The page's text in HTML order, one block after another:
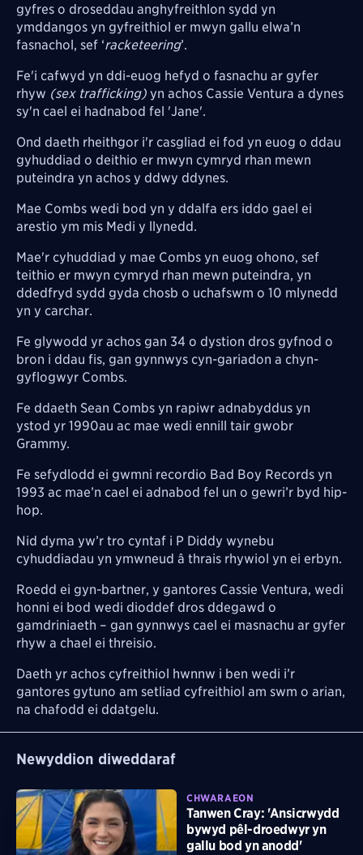
gyfres o droseddau anghyfreithlon sydd yn
ymddangos yn gyfreithiol er mwyn gallu elwa’n
fasnachol, sef ‘racketeering’.
Fe'i cafwyd yn ddi-euog hefyd o fasnachu ar gyfer
rhyw (sex trafficking) yn achos Cassie Ventura a dynes
sy'n cael ei hadnabod fel 'Jane'.
Ond daeth rheithgor i'r casgliad ei fod yn euog o ddau
gyhuddiad o deithio er mwyn cymryd rhan mewn
puteindra yn achos y ddwy ddynes.
Mae Combs wedi bod yn y ddalfa ers iddo gael ei
arestio ym mis Medi y llynedd.
Mae'r cyhuddiad y mae Combs yn euog ohono, sef
teithio er mwyn cymryd rhan mewn puteindra, yn
ddedfryd sydd gyda chosb o uchafswm o 10 mlynedd
yn y carchar.
Fe glywodd yr achos gan 34 o dystion dros gyfnod o
bron i ddau fis, gan gynnwys cyn-gariadon a chyn-
gyflogwyr Combs.
Fe ddaeth Sean Combs yn rapiwr adnabyddus yn
ystod yr 1990au ac mae wedi ennill tair gwobr
Grammy.
Fe sefydlodd ei gwmni recordio Bad Boy Records yn
1993 ac mae’n cael ei adnabod fel un o gewri’r byd hip-
hop.
Nid dyma yw’r tro cyntaf i P Diddy wynebu
cyhuddiadau yn ymwneud â thrais rhywiol yn ei erbyn.
Roedd ei gyn-bartner, y gantores Cassie Ventura, wedi
honni ei bod wedi dioddef dros ddegawd o
gamdriniaeth – gan gynnwys cael ei masnachu ar gyfer
rhyw a chael ei threisio.
Daeth yr achos cyfreithiol hwnnw i ben wedi i’r
gantores gytuno am setliad cyfreithiol am swm o arian,
na chafodd ei ddatgelu.
Newyddion diweddaraf
CHWARAEON
Tanwen Cray: 'Ansicrwydd
bywyd pêl-droedwyr yn
gallu bod yn anodd'